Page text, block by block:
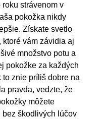
roku strávenom v
pokožka nikdy
Získate svetlo
ktoré vám závidia aj
množstvo potu a
pokožke za každých
to znie príliš dobre na
pravda, vedzte, že
môžete
škodlivých lúčov